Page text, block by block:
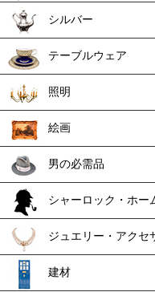
シルバー
テーブルウェア
照明
絵画
男の必需品
シャーロック・ホー
ジュエリー・アクセ
建材